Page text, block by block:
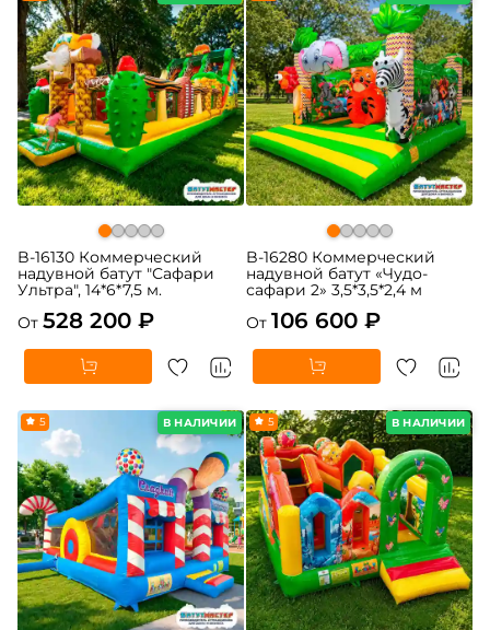
B-16130 Коммерческий
надувной батут "Сафари
Ультра", 14*6*7,5 м.
От 528 200 ₽
B-16280 Коммерческий
надувной батут «Чудо-
сафари 2» 3,5*3,5*2,4 м
От 106 600 ₽
В НАЛИЧИИ
5 В НАЛИЧИИ
5